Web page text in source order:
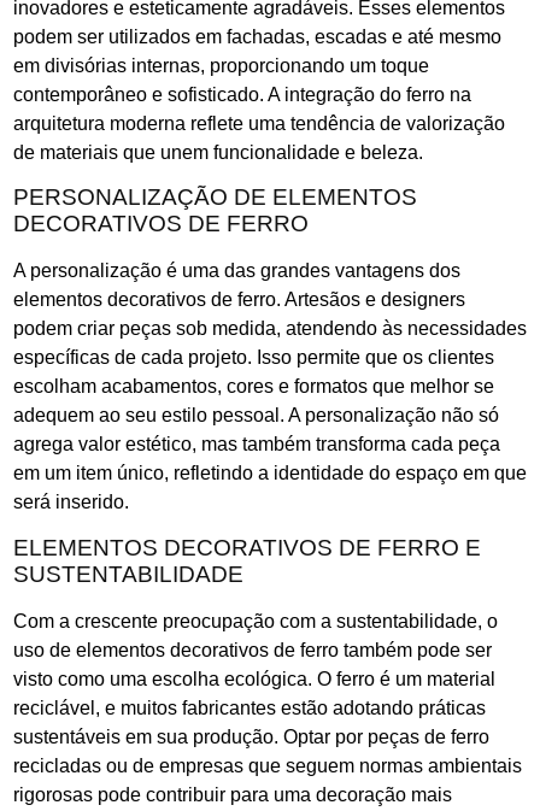
inovadores e esteticamente agradáveis. Esses elementos
podem ser utilizados em fachadas, escadas e até mesmo
em divisórias internas, proporcionando um toque
contemporâneo e sofisticado. A integração do ferro na
arquitetura moderna reflete uma tendência de valorização
de materiais que unem funcionalidade e beleza.
PERSONALIZAÇÃO DE ELEMENTOS
DECORATIVOS DE FERRO
A personalização é uma das grandes vantagens dos
elementos decorativos de ferro. Artesãos e designers
podem criar peças sob medida, atendendo às necessidades
específicas de cada projeto. Isso permite que os clientes
escolham acabamentos, cores e formatos que melhor se
adequem ao seu estilo pessoal. A personalização não só
agrega valor estético, mas também transforma cada peça
em um item único, refletindo a identidade do espaço em que
será inserido.
ELEMENTOS DECORATIVOS DE FERRO E
SUSTENTABILIDADE
Com a crescente preocupação com a sustentabilidade, o
uso de elementos decorativos de ferro também pode ser
visto como uma escolha ecológica. O ferro é um material
reciclável, e muitos fabricantes estão adotando práticas
sustentáveis em sua produção. Optar por peças de ferro
recicladas ou de empresas que seguem normas ambientais
rigorosas pode contribuir para uma decoração mais